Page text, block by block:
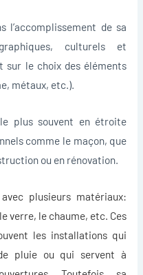
de sa
culturels et
sur le choix des éléments
métaux, etc.).
plus souvent en étroite
comme le maçon, que
ou en rénovation.
plusieurs matériaux:
verre, le chaume, etc. Ces
les installations qui
pluie ou qui servent à